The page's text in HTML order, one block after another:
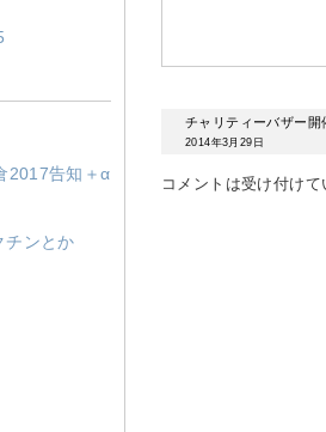
チャリティーバザー開
2014年3月29日
コメントは受け付け
2017告知＋α
チンとか